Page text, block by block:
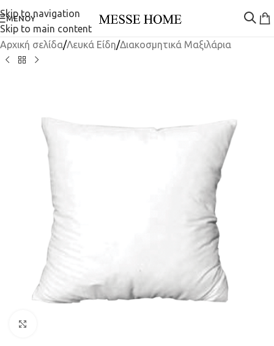
Skip to navigation
Skip to main content
ΜΕΝΟΎ
Αρχική σελίδα/Λευκά Είδη/Διακοσμητικά Μαξιλάρια